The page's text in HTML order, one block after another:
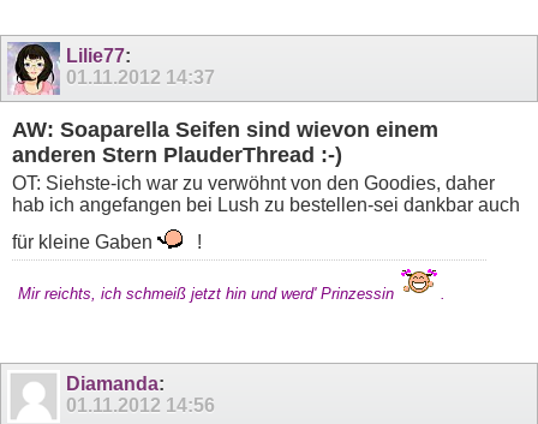
Lilie77:
01.11.2012 14:37
AW: Soaparella Seifen sind wievon einem
anderen Stern PlauderThread :-)
OT: Siehste-ich war zu verwöhnt von den Goodies, daher
hab ich angefangen bei Lush zu bestellen-sei dankbar auch
für kleine Gaben
!
Mir reichts, ich schmeiß jetzt hin und werd' Prinzessin
Diamanda:
01.11.2012 14:56